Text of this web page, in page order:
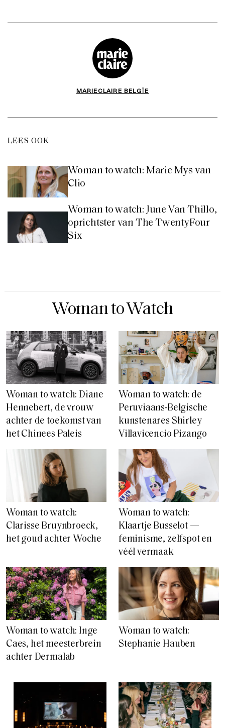
MARIECLAIRE BELGÏE
LEES OOK
Woman to watch: Marie Mys van
Clio
Woman to watch: June Van Thillo,
oprichtster van The TwentyFour
Six
Woman to Watch
Woman to watch: Diane
Hennebert, de vrouw
achter de toekomst van
het Chinees Paleis
Woman to watch: de
Peruviaans-Belgische
kunstenares Shirley
Villavicencio Pizango
Woman to watch:
Clarisse Bruynbroeck,
het goud achter Woche
Woman to watch:
Klaartje Busselot —
feminisme, zelfspot en
véél vermaak
Woman to watch: Inge
Caes, het meesterbrein
achter Dermalab
Woman to watch:
Stephanie Hauben